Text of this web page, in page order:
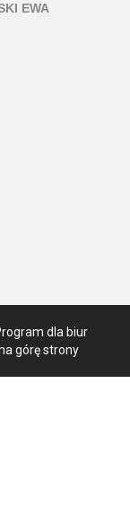
EWA
dla biur
górę strony